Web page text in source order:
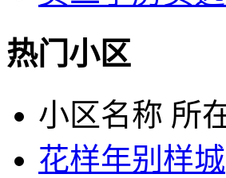
热门小区
小区名称 所
花样年别样城